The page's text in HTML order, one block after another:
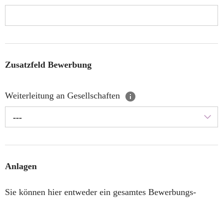
Zusatzfeld Bewerbung
Weiterleitung an Gesellschaften
---
Anlagen
Sie können hier entweder ein gesamtes Bewerbungs-